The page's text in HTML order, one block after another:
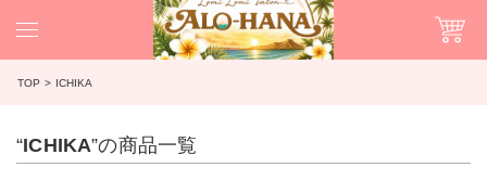
TOP ICHIKA
“ICHIKA”の商品一覧